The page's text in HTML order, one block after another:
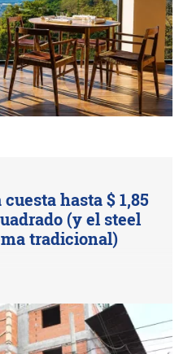
hasta $ 1,85
(y el steel
tradicional)